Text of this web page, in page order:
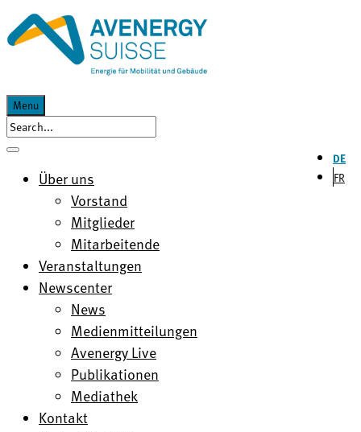
Menu
DE
FR
Über uns
Vorstand
Mitglieder
Mitarbeitende
Veranstaltungen
Newscenter
News
Medienmitteilungen
Avenergy Live
Publikationen
Mediathek
Kontakt